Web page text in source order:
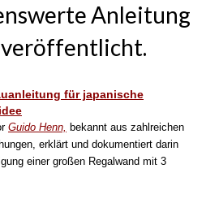
Anleitung
veröffentlicht.
Guido Henn, bekannt aus zahlreichen
erklärt und dokumentiert darin
einer großen Regalwand mit 3